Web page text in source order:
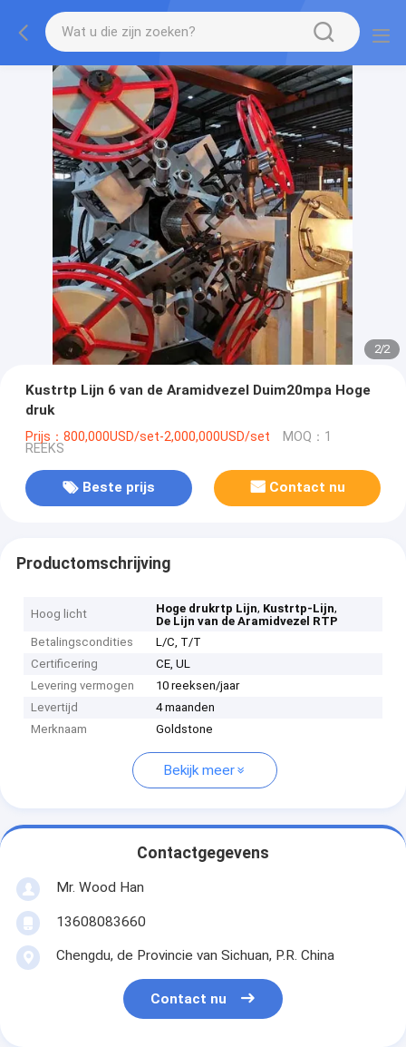
2/2
Kustrtp Lijn 6 van de Aramidvezel Duim20mpa Hoge
druk
Prijs：800,000USD/set-2,000,000USD/set MOQ：1
REEKS
Beste prijs Contact nu
Productomschrijving
Hoog licht Hoge drukrtp Lijn, Kustrtp-Lijn,
De Lijn van de Aramidvezel RTP
Betalingscondities
L/C, T/T
Certificering
CE, UL
Levering vermogen
10 reeksen/jaar
Levertijd
4 maanden
Merknaam
Goldstone
Bekijk meer
Contactgegevens
Mr. Wood Han
13608083660
Chengdu, de Provincie van Sichuan, P.R. China
Contact nu